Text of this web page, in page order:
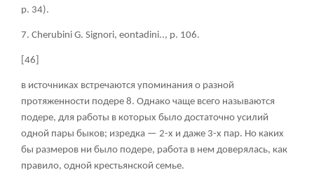
p. 34).
7. Cherubini G. Signori, eontadini.., p. 106.
[46]
в источниках встречаются упоминания о разной
протяженности подере 8. Однако чаще всего называются
подере, для работы в которых было достаточно усилий
одной пары быков; изредка — 2-х и даже 3-х пар. Но каких
бы размеров ни было подере, работа в нем доверялась, как
правило, одной крестьянской семье.